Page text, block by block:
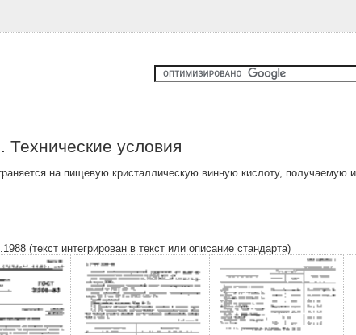
условия
на пищевую кристаллическую винную кислоту,
(текст интегрирован в текст или описание стандарта)